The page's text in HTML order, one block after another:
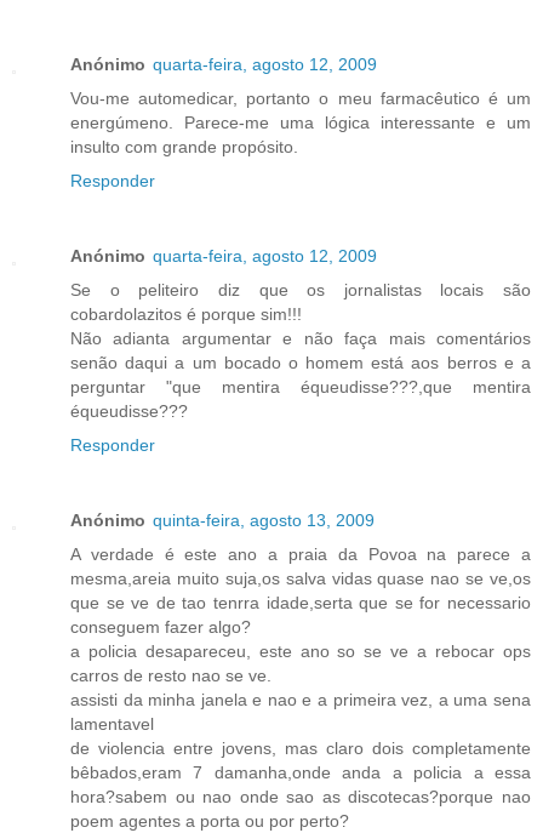
Anónimo quarta-feira, agosto 12, 2009
Vou-me automedicar, portanto o meu farmacêutico é um
energúmeno. Parece-me uma lógica interessante e um
insulto com grande propósito.
Responder
Anónimo quarta-feira, agosto 12, 2009
Se o peliteiro diz que os jornalistas locais são
cobardolazitos é porque sim!!!
Não adianta argumentar e não faça mais comentários
senão daqui a um bocado o homem está aos berros e a
perguntar "que mentira équeudisse???,que mentira
équeudisse???
Responder
Anónimo quinta-feira, agosto 13, 2009
A verdade é este ano a praia da Povoa na parece a
mesma,areia muito suja,os salva vidas quase nao se ve,os
que se ve de tao tenrra idade,serta que se for necessario
conseguem fazer algo?
a policia desapareceu, este ano so se ve a rebocar ops
carros de resto nao se ve.
assisti da minha janela e nao e a primeira vez, a uma sena
lamentavel
de violencia entre jovens, mas claro dois completamente
bêbados,eram 7 damanha,onde anda a policia a essa
hora?sabem ou nao onde sao as discotecas?porque nao
poem agentes a porta ou por perto?